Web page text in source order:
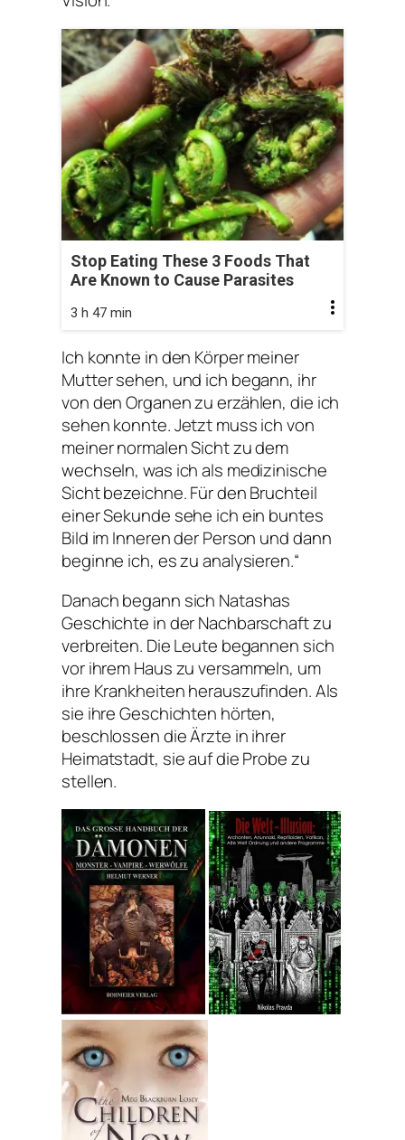
Stop Eating These 3 Foods That
Are Known to Cause Parasites
3 h 47 min
Ich konnte in den Körper meiner
Mutter sehen, und ich begann, ihr
von den Organen zu erzählen, die ich
sehen konnte. Jetzt muss ich von
meiner normalen Sicht zu dem
wechseln, was ich als medizinische
Sicht bezeichne. Für den Bruchteil
einer Sekunde sehe ich ein buntes
Bild im Inneren der Person und dann
beginne ich, es zu analysieren.“
Danach begann sich Natashas
Geschichte in der Nachbarschaft zu
verbreiten. Die Leute begannen sich
vor ihrem Haus zu versammeln, um
ihre Krankheiten herauszufinden. Als
sie ihre Geschichten hörten,
beschlossen die Ärzte in ihrer
Heimatstadt, sie auf die Probe zu
stellen.